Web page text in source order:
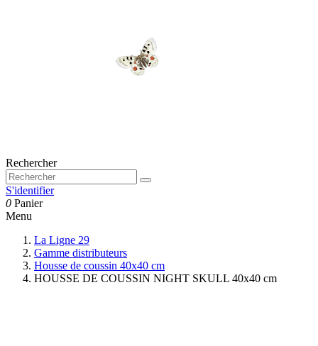
Rechercher
S'identifier
0 Panier
Menu
La Ligne 29
Gamme distributeurs
Housse de coussin 40x40 cm
HOUSSE DE COUSSIN NIGHT SKULL 40x40 cm